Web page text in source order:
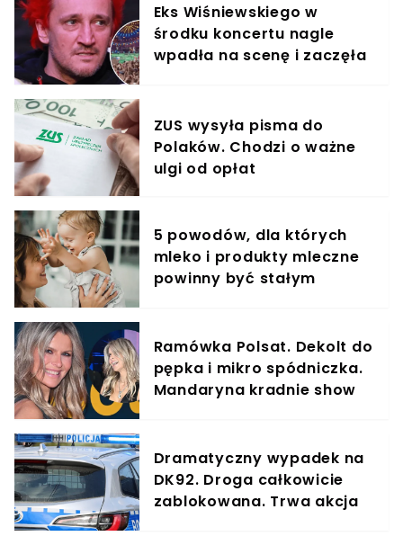
Eks Wiśniewskiego w
środku koncertu nagle
wpadła na scenę i zaczęła
ZUS wysyła pisma do
Polaków. Chodzi o ważne
ulgi od opłat
5 powodów, dla których
mleko i produkty mleczne
powinny być stałym
Ramówka Polsat. Dekolt do
pępka i mikro spódniczka.
Mandaryna kradnie show
Dramatyczny wypadek na
DK92. Droga całkowicie
zablokowana. Trwa akcja